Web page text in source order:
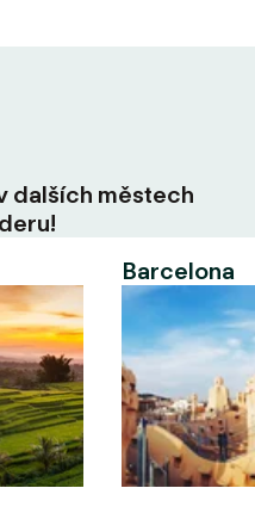
dalších městech
Barcelona